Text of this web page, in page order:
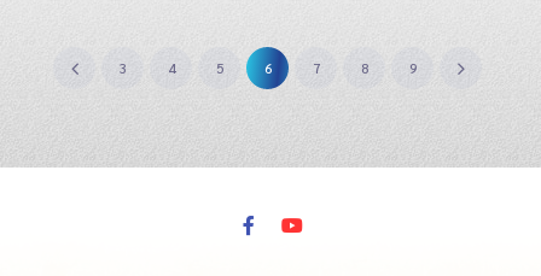
3 4 5 6 7 8 9